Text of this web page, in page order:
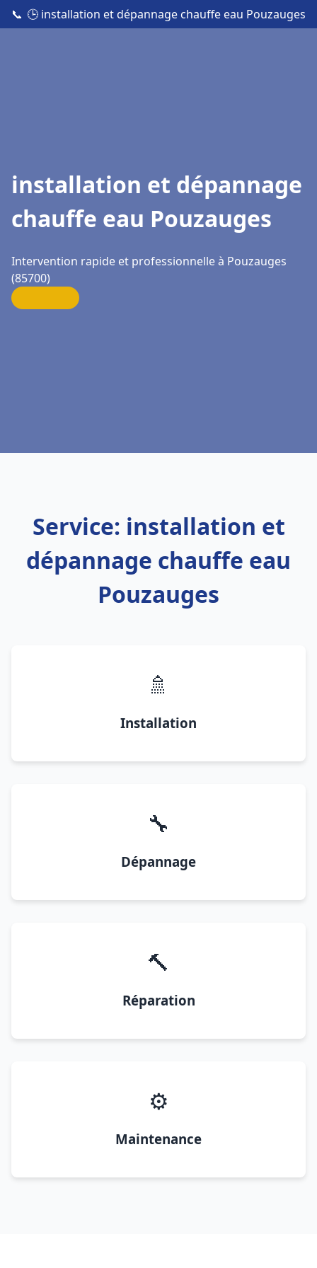
📞 🕒 installation et dépannage chauffe eau Pouzauges
installation et dépannage
chauffe eau Pouzauges
Intervention rapide et professionnelle à Pouzauges
(85700)
Service: installation et
dépannage chauffe eau
Pouzauges
🚿
Installation
🔧
Dépannage
🔨
Réparation
⚙️
Maintenance